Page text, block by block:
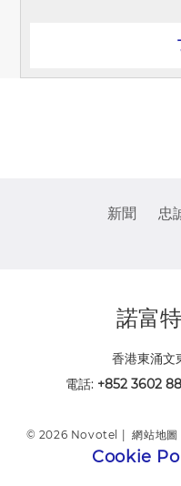
新聞 忠
諾富
香港東涌文
電話: +852 3602
© 2026 Novotel |網站地圖
Cookie